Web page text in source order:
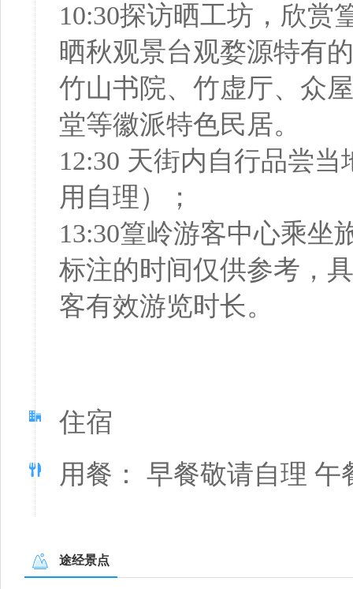
10:30探访晒工坊，欣赏
晒秋观景台观婺源特有
竹山书院、竹虚厅、众
堂等徽派特色民居。
12:30 天街内自行品尝
用自理）；
13:30篁岭游客中心乘坐
标注的时间仅供参考，
客有效游览时长。
住宿
用餐： 早餐敬请自理
途经景点